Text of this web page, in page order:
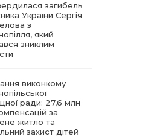
загибель
України Сергія
з
який
зниклим
виконкому
ради: 27,6 млн
за
житло та
захист дітей